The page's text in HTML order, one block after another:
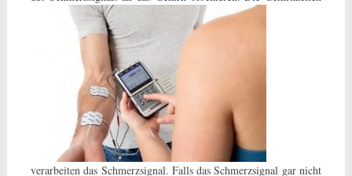
verarbeiten das Schmerzsignal. Falls das Schmerzsignal gar nicht